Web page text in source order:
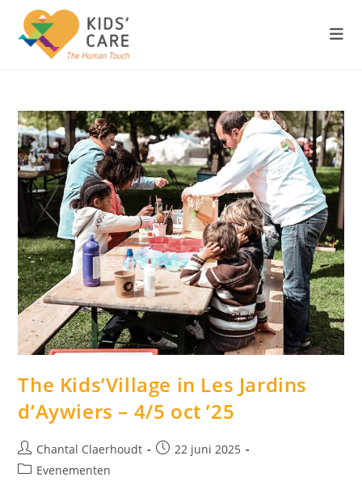
The Kids’Village in Les Jardins
d’Aywiers – 4/5 oct ’25
Chantal Claerhoudt
22 juni 2025
Evenementen